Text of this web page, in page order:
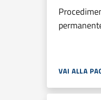
VAI ALLA